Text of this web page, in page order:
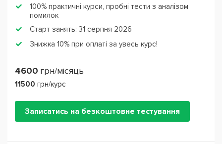
100% практичні курси, пробні тести з аналізом
помилок
Старт занять: 31 серпня 2026
Знижка 10% при оплаті за увесь курс!
4600 грн/місяць
11500 грн/курс
Записатись на безкоштовне тестування